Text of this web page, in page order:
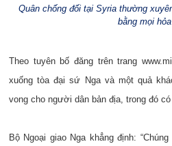
Quân chống đối tại Syria thường
bằng mọi
Theo tuyên bố đăng trên trang
xuống tòa đại sứ Nga và một quả
vong cho người dân bản địa, trong đó
Bộ Ngoại giao Nga khẳng định: